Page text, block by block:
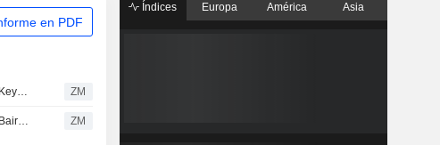
en PDF
JACOBS SOLUTIONS INC. : KeyBanc Capital Markets mantiene su recomendación de compra ZM
JACOBS SOLUTIONS INC. : Baird da una recomendación de compra ZM
Índices Europa América Asia